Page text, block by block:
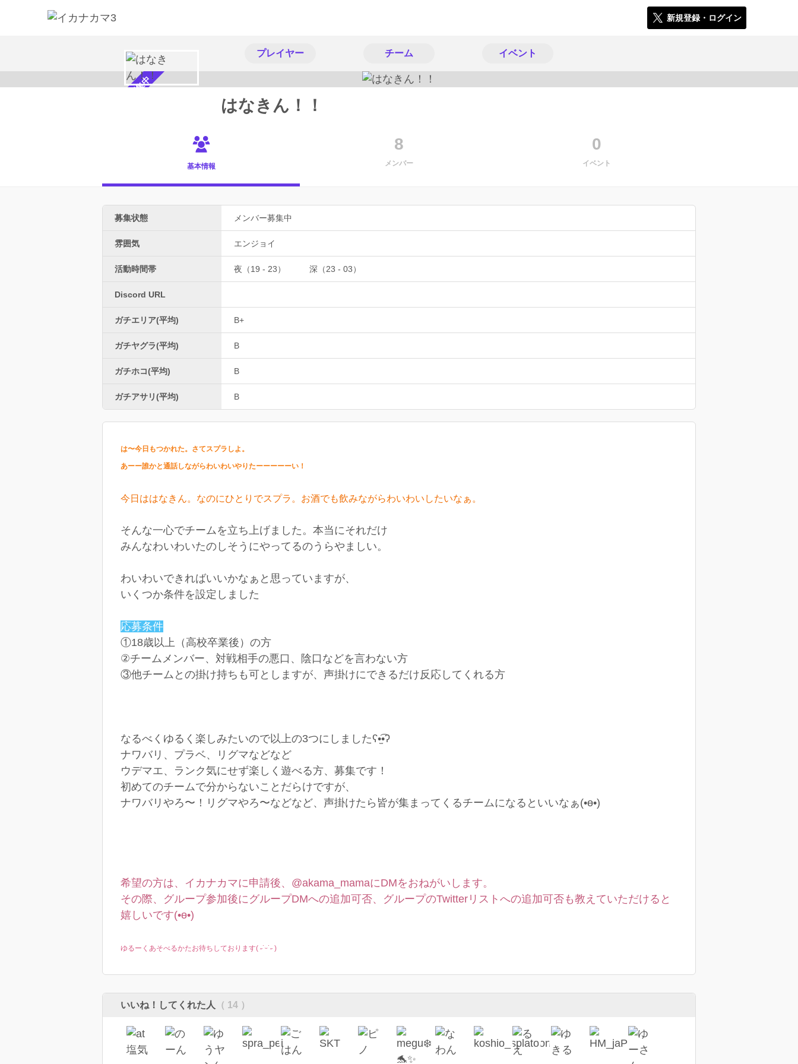
新規登録・ログイン
プレイヤー チーム イベント
メンバー募集中 はなきん！！
基本情報
8
メンバー
0
イベント
募集状態 メンバー募集中
雰囲気 エンジョイ
活動時間帯 夜（19 - 23） 深（23 - 03）
Discord URL
ガチエリア(平均) B+
ガチヤグラ(平均) B
ガチホコ(平均) B
ガチアサリ(平均) B
は〜今日もつかれた。さてスプラしよ。
あーー誰かと通話しながらわいわいやりたーーーーーい！
今日ははなきん。なのにひとりでスプラ。お酒でも飲みながらわいわいしたいなぁ。
そんな一心でチームを立ち上げました。本当にそれだけ
みんなわいわいたのしそうにやってるのうらやましい。
わいわいできればいいかなぁと思っていますが、
いくつか条件を設定しました
応募条件
①18歳以上（高校卒業後）の方
②チームメンバー、対戦相手の悪口、陰口などを言わない方
③他チームとの掛け持ちも可としますが、声掛けにできるだけ反応してくれる方
なるべくゆるく楽しみたいので以上の3つにしましたʕ•̫͡•ʔ
ナワバリ、プラベ、リグマなどなど
ウデマエ、ランク気にせず楽しく遊べる方、募集です！
初めてのチームで分からないことだらけですが、
ナワバリやろ〜！リグマやろ〜などなど、声掛けたら皆が集まってくるチームになるといいなぁ(•ө•)
希望の方は、イカナカマに申請後、@akama_mamaにDMをおねがいします。
その際、グループ参加後にグループDMへの追加可否、グループのTwitterリストへの追加可否も教えていただけると
嬉しいです(•ө•)
ゆるーくあそべるかたお待ちしております( ˶˙ᵕ˙˶ )
いいね！してくれた人 （ 14 ）